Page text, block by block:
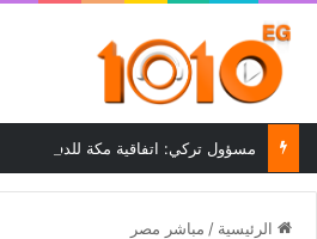
الرئيسية / مباشر مصر